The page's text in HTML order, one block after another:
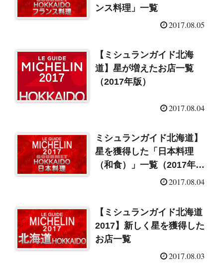
ンス料理」一覧
2017.08.05
【ミシュランガイド北海
道】星が増えたお店一覧
（2017年版）
2017.08.04
ミシュランガイド北海道】
星を獲得した「日本料理
（和食）」一覧（2017年
2017.08.04
【ミシュランガイド北海道
2017】新しく星を獲得した
お店一覧
2017.08.03